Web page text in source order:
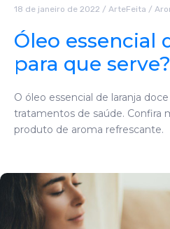
18 de janeiro de 2022 / ArteFeita /
Óleo essencial
para que serve?
O óleo essencial de laranja
tratamentos de saúde. Confira
produto de aroma refrescante.